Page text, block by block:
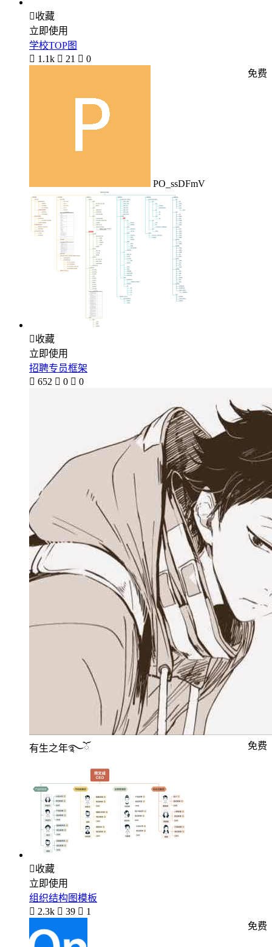
收藏
立即使用
学校TOP图
 1.1k  21  0
PO_ssDFmV
免费
收藏
立即使用
招聘专员框架
 652  0  0
有生之年࿐ོ 免费
收藏
立即使用
组织结构图模板
 2.3k  39  1
免费